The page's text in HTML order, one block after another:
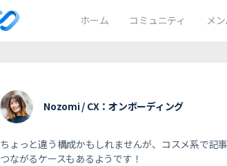
ホーム コミュニティ メ
Nozomi / CX：オンボーディング
ちょっと違う構成かもしれませんが、コスメ系で記
つながるケースもあるようです！